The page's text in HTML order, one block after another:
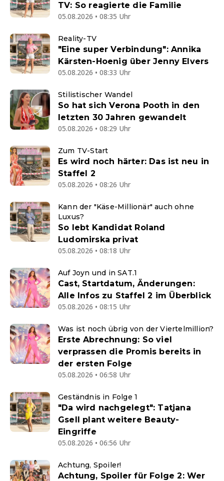
TV: So reagierte die Familie
05.08.2026 • 08:35 Uhr
Reality-TV
"Eine super Verbindung": Annika
Kärsten-Hoenig über Jenny Elvers
05.08.2026 • 08:33 Uhr
Stilistischer Wandel
So hat sich Verona Pooth in den
letzten 30 Jahren gewandelt
05.08.2026 • 08:29 Uhr
Zum TV-Start
Es wird noch härter: Das ist neu in
Staffel 2
05.08.2026 • 08:26 Uhr
Kann der "Käse-Millionär" auch ohne
Luxus?
So lebt Kandidat Roland
Ludomirska privat
05.08.2026 • 08:18 Uhr
Auf Joyn und in SAT.1
Cast, Startdatum, Änderungen:
Alle Infos zu Staffel 2 im Überblick
05.08.2026 • 08:15 Uhr
Was ist noch übrig von der Viertelmillion?
Erste Abrechnung: So viel
verprassen die Promis bereits in
der ersten Folge
05.08.2026 • 06:58 Uhr
Geständnis in Folge 1
"Da wird nachgelegt": Tatjana
Gsell plant weitere Beauty-
Eingriffe
05.08.2026 • 06:56 Uhr
Achtung, Spoiler!
Achtung, Spoiler für Folge 2: Wer